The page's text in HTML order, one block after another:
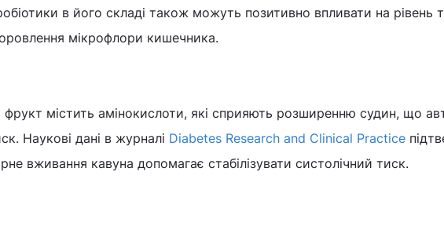
в його складі також можуть позитивно впливати на рівень
мікрофлори кишечника.
фрукт містить амінокислоти, які сприяють розширенню судин, що
Наукові дані в журналі Diabetes Research and Clinical Practice
вживання кавуна допомагає стабілізувати систолічний тиск.